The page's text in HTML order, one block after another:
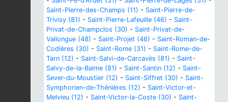
Saint-Pierre-des-Champs (11) - Saint-Pierre-de-
Trivisy (81) - Saint-Pierre-Lafeuille (46) - Saint-
Privat-de-Champclos (30) - Saint-Privat-de-
Vallongue (48) - Saint-Projet (46) - Saint-Roman-de-
Codières (30) - Saint-Rome (31) - Saint-Rome-de-
Tarn (12) - Saint-Salvi-de-Carcavès (81) - Saint-
Salvy-de-la-Balme (81) - Saint-Santin (12) - Saint-
Sever-du-Moustier (12) - Saint-Siffret (30) - Saint-
Symphorien-de-Thénières (12) - Saint-Victor-et-
Melvieu (12) - Saint-Victor-la-Coste (30) - Saint-